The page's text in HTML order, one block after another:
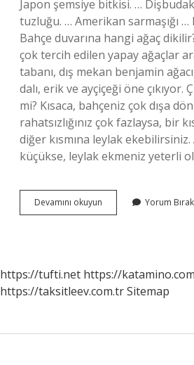
Japon şemsiye bitkisi. … Dişbudak
tuzluğu. … Amerikan sarmaşığı …
Bahçe duvarına hangi ağaç
çok tercih edilen yapay ağaçlar
tabanı, dış mekan benjamin
dalı, erik ve ayçiçeği öne çıkıyor.
mi? Kısaca, bahçeniz çok dışa
rahatsızlığınız çok fazlaysa, bir
diğer kısmına leylak
küçükse, leylak ekmeniz yeterli
Devamını okuyun
Etrafına
Yorum Bırak
https://tufti.net https://
https://taksitleev.com.trSitemap